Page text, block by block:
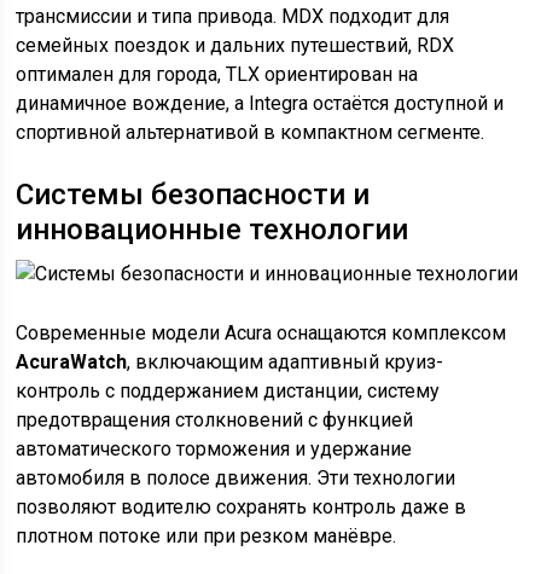
трансмиссии и типа привода. MDX подходит для
семейных поездок и дальних путешествий, RDX
оптимален для города, TLX ориентирован на
динамичное вождение, а Integra остаётся доступной и
спортивной альтернативой в компактном сегменте.
Системы безопасности и
инновационные технологии
Современные модели Acura оснащаются комплексом
AcuraWatch, включающим адаптивный круиз-
контроль с поддержанием дистанции, систему
предотвращения столкновений с функцией
автоматического торможения и удержание
автомобиля в полосе движения. Эти технологии
позволяют водителю сохранять контроль даже в
плотном потоке или при резком манёвре.